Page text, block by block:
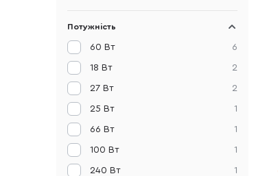
Потужність
6
60 Вт
2
18 Вт
2
27 Вт
1
25 Вт
1
66 Вт
1
100 Вт
1
240 Вт